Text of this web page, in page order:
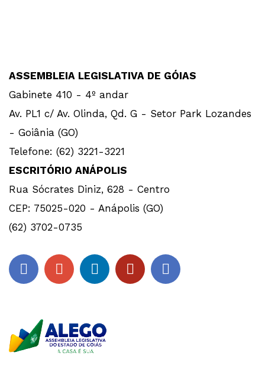
ASSEMBLEIA LEGISLATIVA DE GÓIAS
Gabinete 410 - 4º andar
Av. PL1 c/ Av. Olinda, Qd. G - Setor Park Lozandes
- Goiânia (GO)
Telefone: (62) 3221-3221
ESCRITÓRIO ANÁPOLIS
Rua Sócrates Diniz, 628 - Centro
CEP: 75025-020 - Anápolis (GO)
(62) 3702-0735